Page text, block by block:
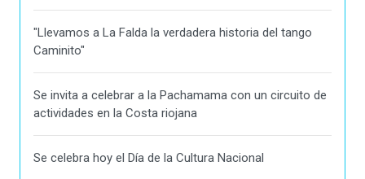
"Llevamos a La Falda la verdadera historia del tango
Caminito"
Se invita a celebrar a la Pachamama con un circuito de
actividades en la Costa riojana
Se celebra hoy el Día de la Cultura Nacional